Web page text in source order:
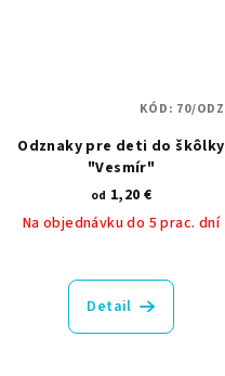
Odznaky pre deti do škôlky
"Vesmír"
od 1,20 €
Na objednávku do 5 prac. dní
Detail
KÓD: 70/ODZ